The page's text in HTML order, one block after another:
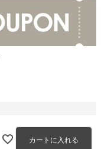
カートに入れる